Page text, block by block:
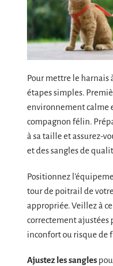
Pour mettre le harnais
étapes simples.
environnement calme
compagnon félin.
à sa taille et assurez-
et des sangles de
Positionnez
tour de poitrail de
appropriée. Veillez à
correctement ajustées
inconfort ou risque de
Ajustez les sangles